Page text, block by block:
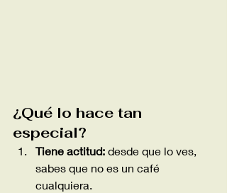
¿Qué lo hace tan
especial?
Tiene actitud: desde que lo ves,
sabes que no es un café
cualquiera.